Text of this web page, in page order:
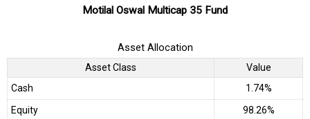
Motilal Oswal Multicap 35 Fund
Asset Allocation
Asset Class
Value
Cash
1.74%
Equity
98.26%